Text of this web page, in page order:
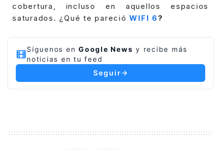
cobertura, incluso en aquellos espacios
saturados. ¿Qué te parecióWIFI 6?
Síguenos en Google News y recibe más
noticias en tu feed
Seguir